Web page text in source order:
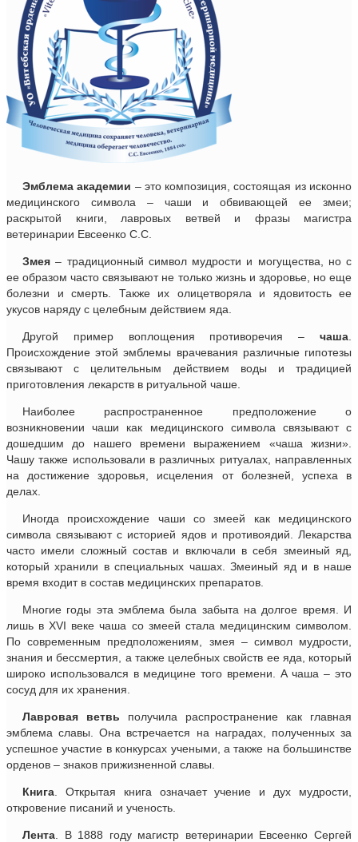
Эмблема академии – это композиция, состоящая из исконно
медицинского символа – чаши и обвивающей ее змеи;
раскрытой книги, лавровых ветвей и фразы магистра
ветеринарии Евсеенко С.С.
Змея – традиционный символ мудрости и могущества, но с
ее образом часто связывают не только жизнь и здоровье, но еще
болезни и смерть. Также их олицетворяла и ядовитость ее
укусов наряду с целебным действием яда.
Другой пример воплощения противоречия – чаша
Происхождение этой эмблемы врачевания различные гипотезы
связывают с целительным действием воды и традицией
приготовления лекарств в ритуальной чаше.
Наиболее распространенное предположение о
возникновении чаши как медицинского символа связывают с
дошедшим до нашего времени выражением «чаша жизни».
Чашу также использовали в различных ритуалах, направленных
на достижение здоровья, исцеления от болезней, успеха в
делах.
Иногда происхождение чаши со змеей как медицинского
символа связывают с историей ядов и противоядий. Лекарства
часто имели сложный состав и включали в себя змеиный яд,
который хранили в специальных чашах. Змеиный яд и в наше
время входит в состав медицинских препаратов.
Многие годы эта эмблема была забыта на долгое время. И
лишь в XVI веке чаша со змеей стала медицинским символом.
По современным предположениям, змея – символ мудрости,
знания и бессмертия, а также целебных свойств ее яда, который
широко использовался в медицине того времени. А чаша – это
сосуд для их хранения.
Лавровая ветвь получила распространение как главная
эмблема славы. Она встречается на наградах, полученных за
успешное участие в конкурсах учеными, а также на большинстве
орденов – знаков прижизненной славы.
Книга . Открытая книга означает учение и дух мудрости,
откровение писаний и ученость.
Лента . В 1888 году магистр ветеринарии Евсеенко Сергей